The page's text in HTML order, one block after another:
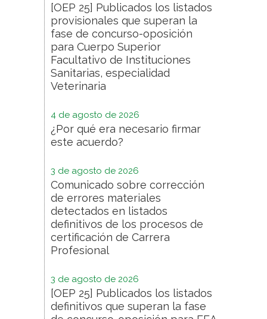
[OEP 25] Publicados los listados
provisionales que superan la
fase de concurso-oposición
para Cuerpo Superior
Facultativo de Instituciones
Sanitarias, especialidad
Veterinaria
4 de agosto de 2026
¿Por qué era necesario firmar
este acuerdo?
3 de agosto de 2026
Comunicado sobre corrección
de errores materiales
detectados en listados
definitivos de los procesos de
certificación de Carrera
Profesional
3 de agosto de 2026
[OEP 25] Publicados los listados
definitivos que superan la fase